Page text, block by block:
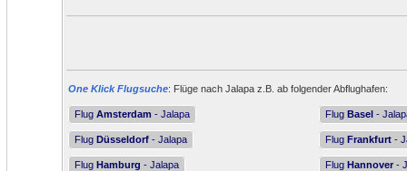
One Klick Flugsuche: Flüge nach Jalapa z.B. ab folgender Abflughafen:
Flug Amsterdam - Jalapa Flug Basel -
Flug Düsseldorf - Jalapa Flug Frankfurt -
Flug Hamburg - Jalapa Flug Hannover -